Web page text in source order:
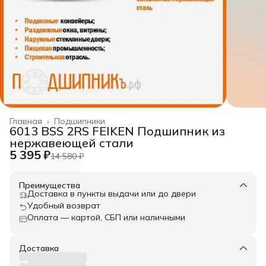
Подшипники
Главная ›
6013 BSS 2RS FEIKEN Подшипник из
нержавеющей стали
5 395 ₽14 580 ₽
Преимущества
Доставка в пункты выдачи или до двери
Удобный возврат
Оплата — картой, СБП или наличными
Доставка